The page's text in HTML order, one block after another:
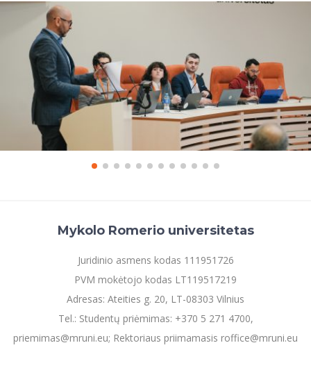
Mykolo Romerio universitetas
Juridinio asmens kodas 111951726
PVM mokėtojo kodas LT119517219
Adresas: Ateities g. 20, LT-08303 Vilnius
Tel.: Studentų priėmimas: +370 5 271 4700,
priemimas@mruni.eu; Rektoriaus priimamasis roffice@mruni.eu